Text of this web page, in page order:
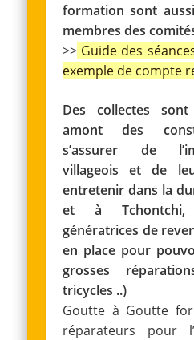
formation sont
membres des
>> Guide des
exemple de compte
Des collectes
amont des
s’assurer de
villageois et de
entretenir dans la
et à Tchontchi,
génératrices de
en place pour
grosses
tricycles ..)
Goutte à Goutte
réparateurs pour